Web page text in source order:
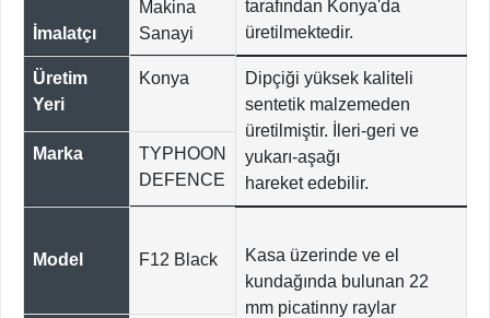
İmalatçı
Makina
Sanayi
tarafından Konya'da
üretilmektedir.
Üretim
Yeri
Konya
Dipçiği yüksek kaliteli
sentetik malzemeden
üretilmiştir. İleri-geri ve
yukarı-aşağı
hareket edebilir.
Marka
TYPHOON
DEFENCE
Model F12 Black
Kasa üzerinde ve el
kundağında bulunan 22
mm picatinny raylar